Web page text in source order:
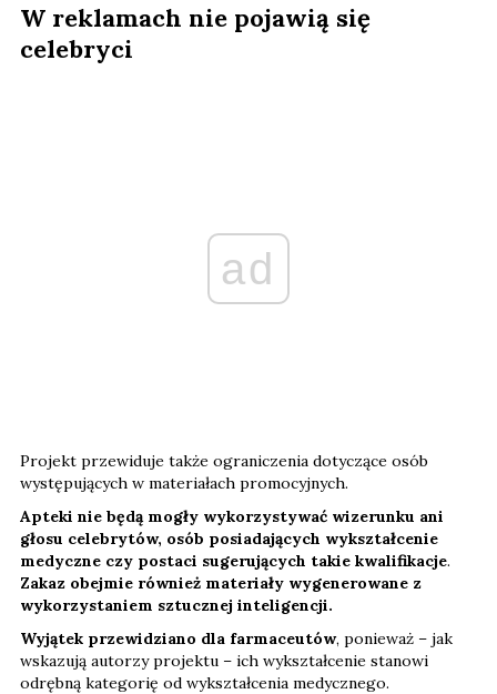
W reklamach nie pojawią się
celebryci
ad
Projekt przewiduje także ograniczenia dotyczące osób
występujących w materiałach promocyjnych.
Apteki nie będą mogły wykorzystywać wizerunku ani
głosu celebrytów, osób posiadających wykształcenie
medyczne czy postaci sugerujących takie kwalifikacje.
Zakaz obejmie również materiały wygenerowane z
wykorzystaniem sztucznej inteligencji.
Wyjątek przewidziano dla farmaceutów, ponieważ – jak
wskazują autorzy projektu – ich wykształcenie stanowi
odrębną kategorię od wykształcenia medycznego.